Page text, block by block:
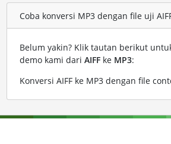
Coba konversi MP3 dengan file uji
Belum yakin? Klik tautan berikut
demo kami dari AIFFke MP3:
Konversi AIFF ke MP3 dengan file